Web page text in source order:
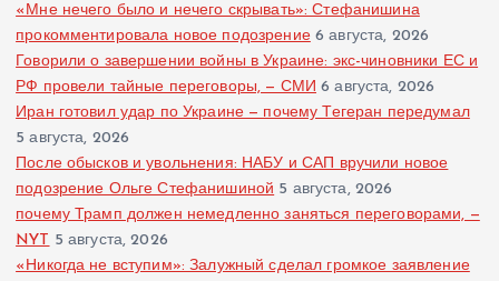
«Мне нечего было и нечего скрывать»: Стефанишина
прокомментировала новое подозрение 6 августа, 2026
Говорили о завершении войны в Украине: экс-чиновники ЕС и
РФ провели тайные переговоры, — СМИ 6 августа, 2026
Иран готовил удар по Украине — почему Тегеран передумал
5 августа, 2026
После обысков и увольнения: НАБУ и САП вручили новое
подозрение Ольге Стефанишиной 5 августа, 2026
почему Трамп должен немедленно заняться переговорами, —
NYT 5 августа, 2026
«Никогда не вступим»: Залужный сделал громкое заявление